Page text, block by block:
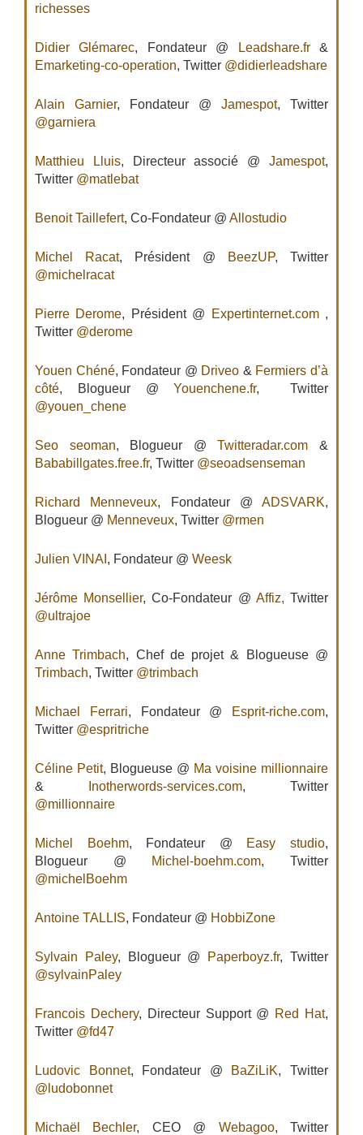
richesses
Didier Glémarec, Fondateur @ Leadshare.fr&
Emarketing-co-operation, Twitter @didierleadshare
Alain Garnier, Fondateur @ Jamespot, Twitter
@garniera
Matthieu Lluis, Directeur associé @Jamespot,
Twitter @matlebat
Benoit Taillefert, Co-Fondateur @ Allostudio
Michel Racat, Président @ BeezUP, Twitter
@michelracat
Pierre Derome, Président @ Expertinternet.com,
Twitter @derome
Youen Chéné, Fondateur @ Driveo & Fermiers d’à
côté, Blogueur @Youenchene.fr, Twitter
@youen_chene
Seo seoman, Blogueur @Twitteradar.com &
Bababillgates.free.fr, Twitter @seoadsenseman
Richard Menneveux, Fondateur @ ADSVARK,
Blogueur @ Menneveux, Twitter @rmen
Julien VINAI , Fondateur @ Weesk
Jérôme Monsellier, Co-Fondateur @ Affiz, Twitter
@ultrajoe
Anne Trimbach, Chef de projet & Blogueuse @
Trimbach, Twitter @trimbach
Michael Ferrari, Fondateur @ Esprit-riche.com,
Twitter @espritriche
Céline Petit, Blogueuse @ Ma voisine millionnaire
&
Inotherwords-services.com, Twitter
@millionnaire
Michel Boehm, Fondateur @ Easy studio,
Blogueur @ Michel-boehm.com, Twitter
@michelBoehm
Antoine TALLIS, Fondateur @ HobbiZone
Sylvain Paley, Blogueur @ Paperboyz.fr, Twitter
@sylvainPaley
Francois Dechery, Directeur Support @ Red Hat,
Twitter @fd47
Ludovic Bonnet, Fondateur @ BaZiLiK, Twitter
@ludobonnet
Michaël Bechler, CEO @ Webagoo, Twitter